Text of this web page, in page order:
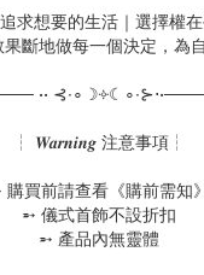
求想要的生活｜選擇權
果斷地做每一個決定，為
••
┆ 𝑾𝒂𝒓𝒏𝒊𝒏𝒈 注意事項┆
買前請查看《購前需知》
➵ 儀式首飾不設折扣
➵ 產品內無靈體